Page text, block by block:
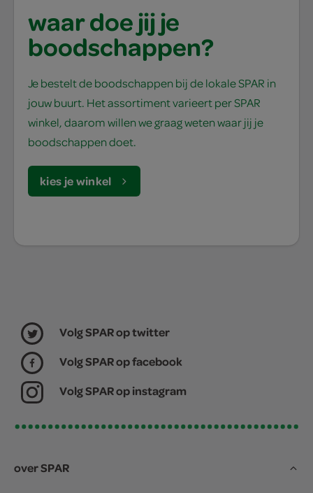
waar doe jij je
boodschappen?
Je bestelt de boodschappen bij de lokale SPAR in
jouw buurt. Het assortiment varieert per SPAR
winkel, daarom willen we graag weten waar jij je
boodschappen doet.
kies je winkel
Volg SPAR op twitter
Volg SPAR op facebook
Volg SPAR op instagram
over SPAR